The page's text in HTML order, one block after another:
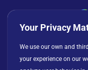
Política de
Acuerdo de
Your Privacy
We use our own and
your experience on our